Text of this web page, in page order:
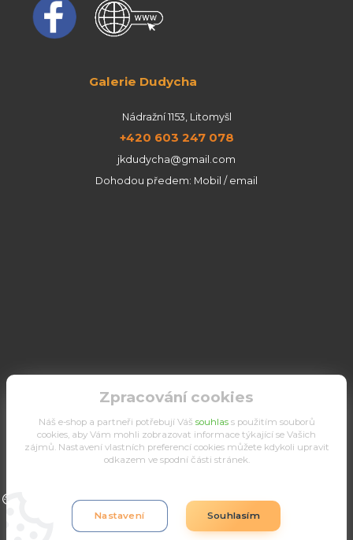
Galerie Dudycha
Nádražní 1153, Litomyšl
+420 603 247 078
jkdudycha@gmail.com
Dohodou předem: Mobil / email
Upravit sběr cookies.
Zpracování cookies
Náš e-shop a partneři potřebují Váš souhlass použitím souborů
cookies, aby Vám mohli zobrazovat informace týkající se Vašich
zájmů. Nastavení vlastních preferencí cookies můžete kdykoli upravit
odkazem ve spodní části stránek.
Nastavení Souhlasím